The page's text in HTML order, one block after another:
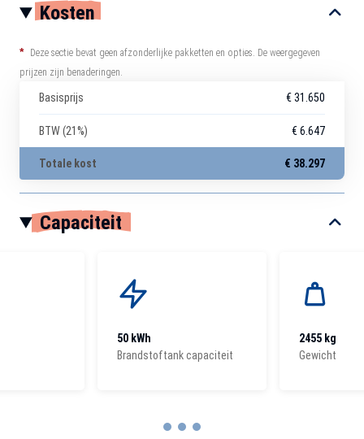
Kosten
*
Deze sectie bevat geen afzonderlijke pakketten en opties. De weergegeven
prijzen zijn benaderingen.
Basisprijs € 31.650
BTW (21%) € 6.647
Totale kost € 38.297
Capaciteit
50 kWh
Brandstoftank capaciteit
2455 kg
Gewicht